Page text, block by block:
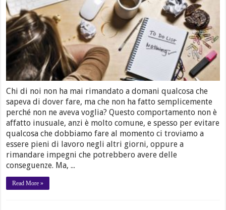
Chi di noi non ha mai rimandato a domani qualcosa che
sapeva di dover fare, ma che non ha fatto semplicemente
perché non ne aveva voglia? Questo comportamento non è
affatto inusuale, anzi è molto comune, e spesso per evitare
qualcosa che dobbiamo fare al momento ci troviamo a
essere pieni di lavoro negli altri giorni, oppure a
rimandare impegni che potrebbero avere delle
conseguenze. Ma, ...
Read More »